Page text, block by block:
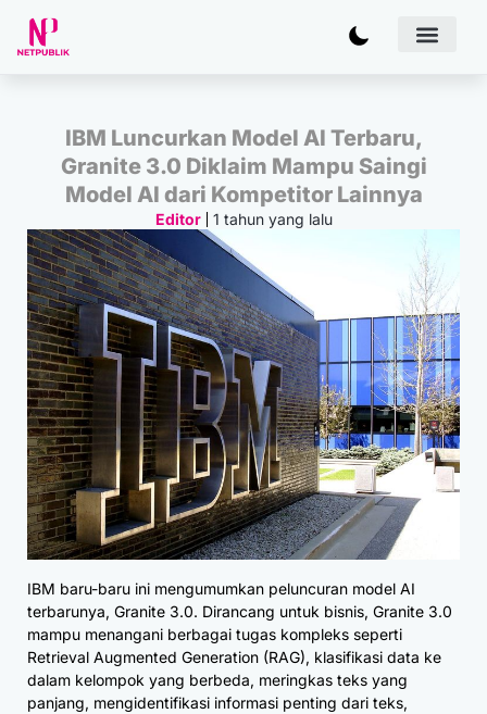
IBM Luncurkan Model AI Terbaru,
Granite 3.0 Diklaim Mampu Saingi
Model AI dari Kompetitor Lainnya
Editor 1 tahun yang lalu
IBM baru-baru ini mengumumkan peluncuran model AI
terbarunya, Granite 3.0. Dirancang untuk bisnis, Granite 3.0
mampu menangani berbagai tugas kompleks seperti
Retrieval Augmented Generation (RAG), klasifikasi data ke
dalam kelompok yang berbeda, meringkas teks yang
panjang, mengidentifikasi informasi penting dari teks,